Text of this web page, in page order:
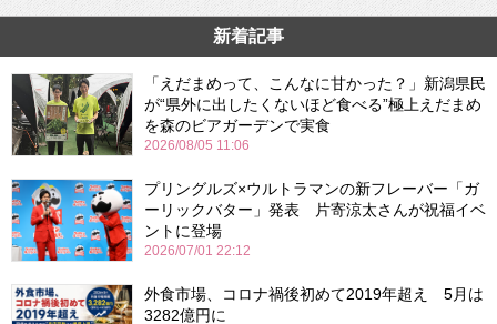
新着記事
「えだまめって、こんなに甘かった？」新潟県民
が“県外に出したくないほど食べる”極上えだまめ
を森のビアガーデンで実食
2026/08/05 11:06
プリングルズ×ウルトラマンの新フレーバー「ガ
ーリックバター」発表 片寄涼太さんが祝福イベ
ントに登場
2026/07/01 22:12
外食市場、コロナ禍後初めて2019年超え 5月は
3282億円に